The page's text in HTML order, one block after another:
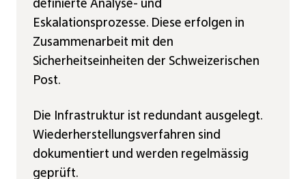
definierte Analyse- und
Eskalationsprozesse. Diese erfolgen in
Zusammenarbeit mit den
Sicherheitseinheiten der Schweizerischen
Post.
Die Infrastruktur ist redundant ausgelegt.
Wiederherstellungsverfahren sind
dokumentiert und werden regelmässig
geprüft.